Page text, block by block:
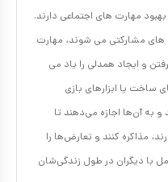
مهارت های اجتماعی دارند.
های مشارکتی می شوند، مهارت
و ایجاد همدلی را یاد می
ساخت یا ابزارهای بازی
به آن‌ها اجازه می‌دهند تا
مذاکره کنند و تعارض‌ها را
با دیگران در طول زندگی‌شان